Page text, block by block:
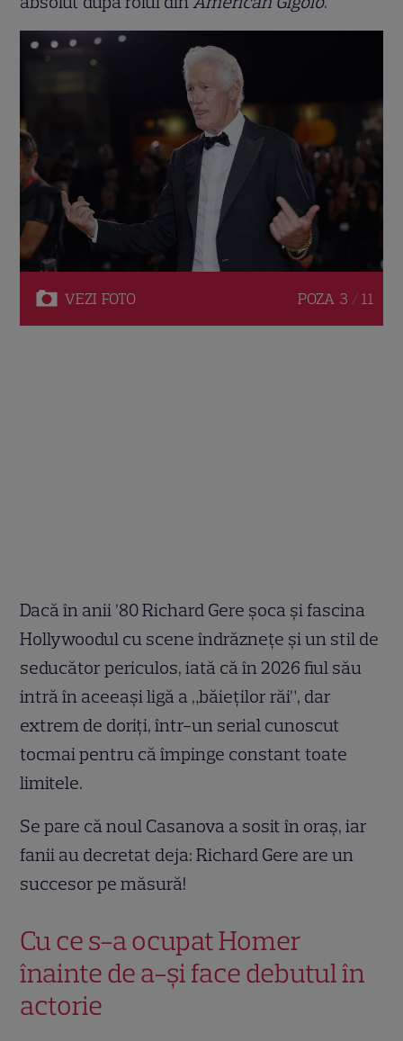
VEZI FOTO POZA 3 / 11
Dacă în anii ’80 Richard Gere șoca și fascina
Hollywoodul cu scene îndrăznețe și un stil de
seducător periculos, iată că în 2026 fiul său
intră în aceeași ligă a „băieților răi”, dar
extrem de doriți, într-un serial cunoscut
tocmai pentru că împinge constant toate
limitele.
Se pare că noul Casanova a sosit în oraș, iar
fanii au decretat deja: Richard Gere are un
succesor pe măsură!
Cu ce s-a ocupat Homer
înainte de a-și face debutul în
actorie